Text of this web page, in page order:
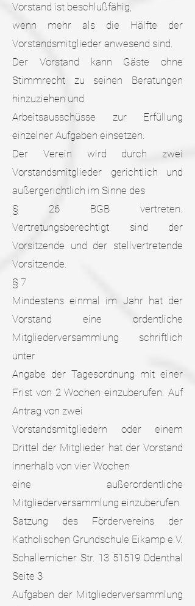
Vorstand ist beschlußfähig,
wenn mehr als die Hälfte der
Vorstandsmitglieder anwesend sind.
Der Vorstand kann Gäste ohne
Stimmrecht zu seinen Beratungen
hinzuziehen und
Arbeitsausschüsse zur Erfüllung
einzelner Aufgaben einsetzen.
Der Verein wird durch zwei
Vorstandsmitglieder gerichtlich und
außergerichtlich im Sinne des
§ 26 BGB vertreten.
Vertretungsberechtigt sind der
Vorsitzende und der stellvertretende
Vorsitzende.
§ 7
Mindestens einmal im Jahr hat der
Vorstand eine ordentliche
Mitgliederversammlung schriftlich
unter
Angabe der Tagesordnung mit einer
Frist von 2 Wochen einzuberufen. Auf
Antrag von zwei
Vorstandsmitgliedern oder einem
Drittel der Mitglieder hat der Vorstand
innerhalb von vier Wochen
eine außerordentliche
Mitgliederversammlung einzuberufen.
Satzung des Fördervereins der
Katholischen Grundschule Eikamp e.V.
Schallemicher Str. 13 51519 Odenthal
Seite 3
Aufgaben der Mitgliederversammlung